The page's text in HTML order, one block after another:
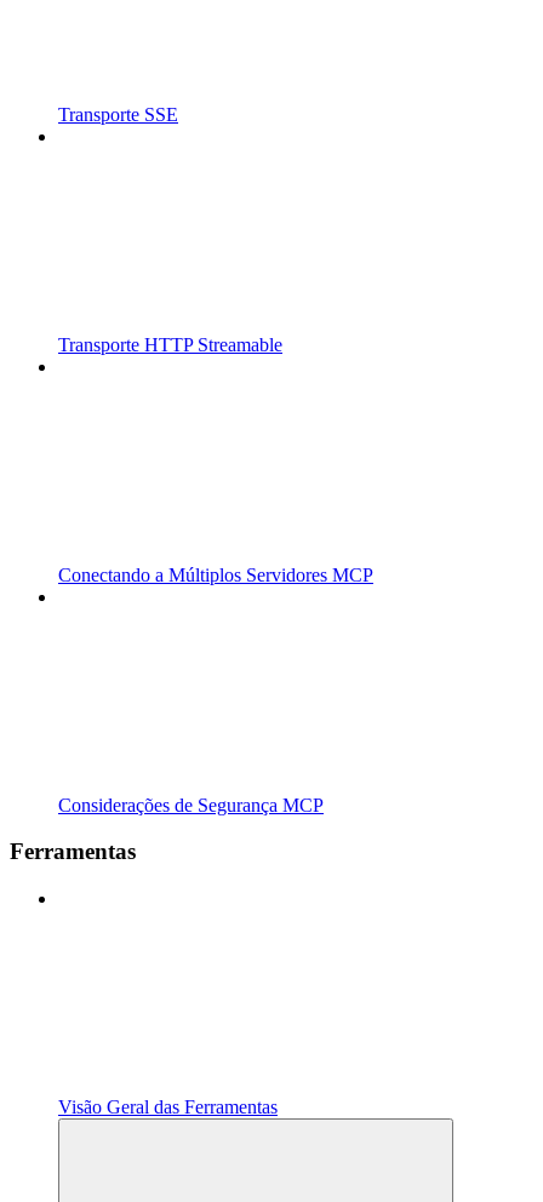
Transporte SSE
Transporte HTTP Streamable
Conectando a Múltiplos Servidores MCP
Considerações de Segurança MCP
Ferramentas
Visão Geral das Ferramentas